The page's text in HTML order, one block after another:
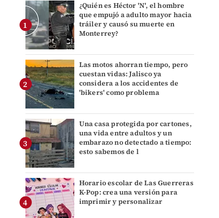
¿Quién es Héctor 'N', el hombre
que empujó a adulto mayor hacia
tráiler y causó su muerte en
Monterrey?
Las motos ahorran tiempo, pero
cuestan vidas: Jalisco ya
considera a los accidentes de
'bikers' como problema
Una casa protegida por cartones,
una vida entre adultos y un
embarazo no detectado a tiempo:
esto sabemos de l
Horario escolar de Las Guerreras
K-Pop: crea una versión para
imprimir y personalizar